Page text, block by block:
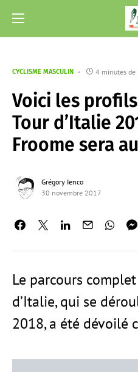
CYCLISME MASCULIN 4 minutes de
Voici les
Tour d’Italie
Froome sera
Grégory Ienco
30 novembre 2017
Le parcours
d’Italie, qui se
2018, a été dévoilé